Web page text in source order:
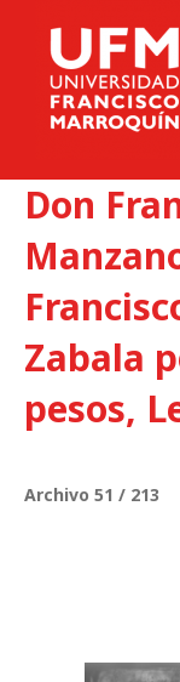
Don
Zabala
pesos,
Archivo 51 / 213